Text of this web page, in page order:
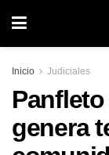
Inicio Judiciales
genera